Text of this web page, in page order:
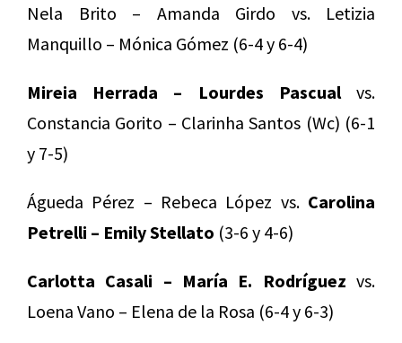
Nela Brito – Amanda Girdo vs. Letizia
Manquillo – Mónica Gómez (6-4 y 6-4)
Mireia Herrada – Lourdes Pascualvs.
Constancia Gorito – Clarinha Santos (Wc) (6-1
y 7-5)
Águeda Pérez – Rebeca López vs. Carolina
Petrelli – Emily Stellato (3-6 y 4-6)
Carlotta Casali – María E. Rodríguez vs.
Loena Vano – Elena de la Rosa (6-4 y 6-3)